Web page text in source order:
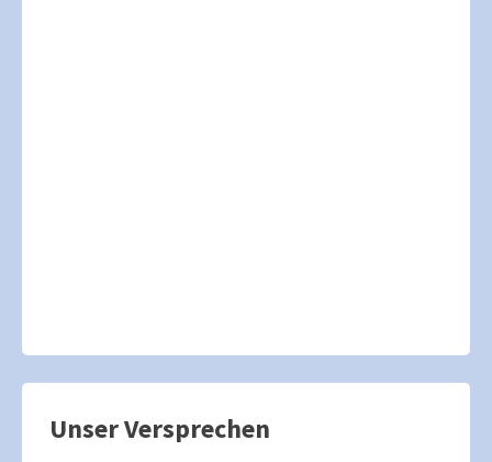
Unser Versprechen